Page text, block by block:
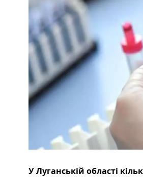
У Луганській області